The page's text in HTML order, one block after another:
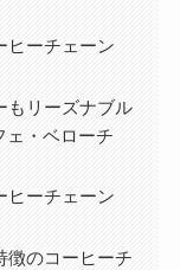
ヒーチェーン
もリーズナブル
ェ・ベローチ
ヒーチェーン
徴のコーヒーチ